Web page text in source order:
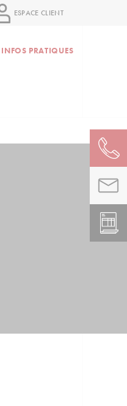
ESPACE CLIENT
INFOS PRATIQUES